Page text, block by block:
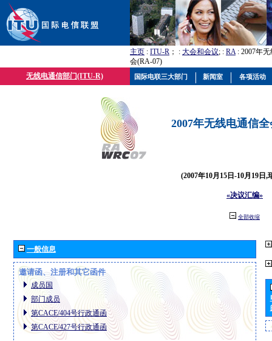
主页 : ITU-R ； : 大会和会议; : RA: 2007年
会(RA-07)
无线电通信部门(ITU-R)
2007年无线电通信
(2007年10月15日-10月19日,
«决议汇编»
全部收缩
一般信息
邀请函、注册和其它函件
成员国
部门成员
第CACE/404号行政通函
第CACE/427号行政通函
国际电联三大部门 新闻室 各项活动